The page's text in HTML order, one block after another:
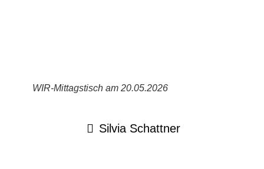
WIR-Mittagstisch am 20.05.2026
Silvia Schattner